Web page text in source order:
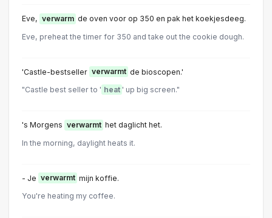
Eve, verwarm de oven voor op 350 en pak het koekjesdeeg.
Eve, preheat the timer for 350 and take out the cookie dough.
'Castle-bestseller verwarmt de bioscopen.'
"Castle best seller to ' heat ' up big screen."
's Morgens verwarmt het daglicht het.
In the morning, daylight heats it.
- Je verwarmt mijn koffie.
You're heating my coffee.